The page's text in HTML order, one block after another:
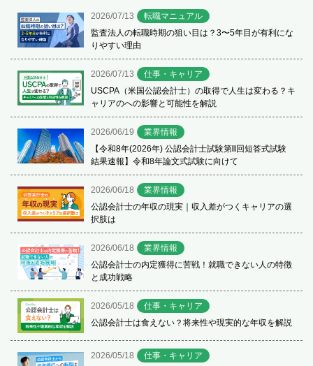
2026/07/13
転職マニュアル
監査法人の転職時期の狙い目は？3〜5年目が有利にな
りやすい理由
2026/07/13
仕事・キャリア
USCPA（米国公認会計士）の取得で人生は変わる？キ
ャリアのへの影響と可能性を解説
2026/06/19
業界情報
【令和8年(2026年) 公認会計士試験第Ⅱ回短答式試験
結果速報】令和8年論文式試験に向けて
2026/06/18
業界情報
公認会計士の年収の現実｜収入差がつくキャリアの選
択肢は
2026/06/18
業界情報
公認会計士の内定獲得に苦戦！就職できない人の特徴
と成功戦略
2026/05/18
仕事・キャリア
公認会計士は食えない？将来性や現実的な年収を解説
2026/05/18
仕事・キャリア